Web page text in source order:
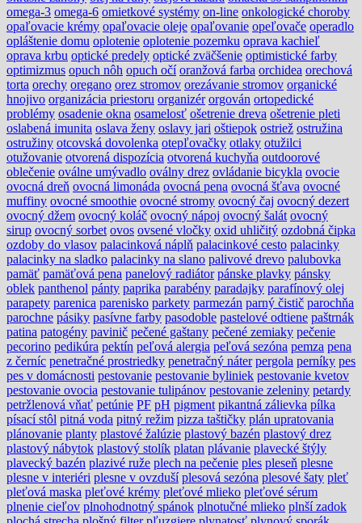
omega-3 omega-6 omietkové systémy on-line onkologické choroby
opaľovacie krémy opaľovacie oleje opaľovanie opeľovače operadlo
opláštenie domu oplotenie oplotenie pozemku oprava kachieľ
oprava krbu optické predely optické zväčšenie optimistické farby
optimizmus opuch nôh opuch očí oranžová farba orchidea orechová
torta orechy oregano orez stromov orezávanie stromov organické
hnojivo organizácia priestoru organizér orgován ortopedické
problémy osadenie okna osamelosť ošetrenie dreva ošetrenie pleti
oslabená imunita oslava ženy oslavy jari oštiepok ostriež ostružina
ostružiny otcovská dovolenka otepľovačky otlaky otužilci
otužovanie otvorená dispozícia otvorená kuchyňa outdoorové
oblečenie oválne umývadlo oválny drez ovládanie bicykla ovocie
ovocná dreň ovocná limonáda ovocná pena ovocná šťava ovocné
muffiny ovocné smoothie ovocné stromy ovocný čaj ovocný dezert
ovocný džem ovocný koláč ovocný nápoj ovocný šalát ovocný
sirup ovocný sorbet ovos ovsené vločky oxid uhličitý ozdobná čipka
ozdoby do vlasov palacinková náplň palacinkové cesto palacinky
palacinky na sladko palacinky na slano palivové drevo palubovka
pamäť pamäťová pena panelový radiátor pánske plavky pánsky
oblek panthenol pánty paprika parabény paradajky parafínový olej
parapety parenica parenisko parkety parmezán parný čistič parochňa
parochne pásiky pasívne farby pasodoble pastelové odtiene paštrnák
patina patogény pavinič pečené gaštany pečené zemiaky pečenie
pecorino pedikúra pektín peľová alergia peľová sezóna pemza pena
z černíc penetračné prostriedky penetračný náter pergola perníky pes
pes v domácnosti pestovanie pestovanie byliniek pestovanie kvetov
pestovanie ovocia pestovanie tulipánov pestovanie zeleniny petardy
petržlenová vňať petúnie PF pH pigment pikantná zálievka pílka
písací stôl pitná voda pitný režim pizza taštičky plán upratovania
plánovanie planty plastové žalúzie plastový bazén plastový drez
plastový nábytok plastový stolík platan plávanie plavecké štýly
plavecký bazén plazivé ruže plech na pečenie ples pleseň plesne
plesne v interiéri plesne v ovzduší plesová sezóna plesové šaty pleť
pleťová maska pleťové krémy pleťové mlieko pleťové sérum
plnenie cieľov plnohodnotný spánok plnotučné mlieko plnší zadok